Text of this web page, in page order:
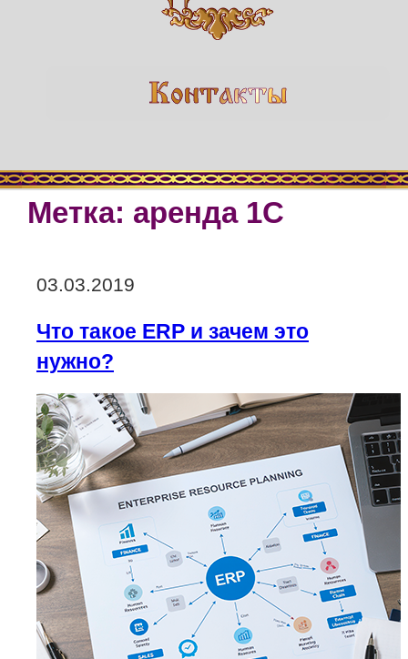
Метка: аренда 1С
Опубликовано
03.03.2019
Что такое ERP и зачем это
нужно?